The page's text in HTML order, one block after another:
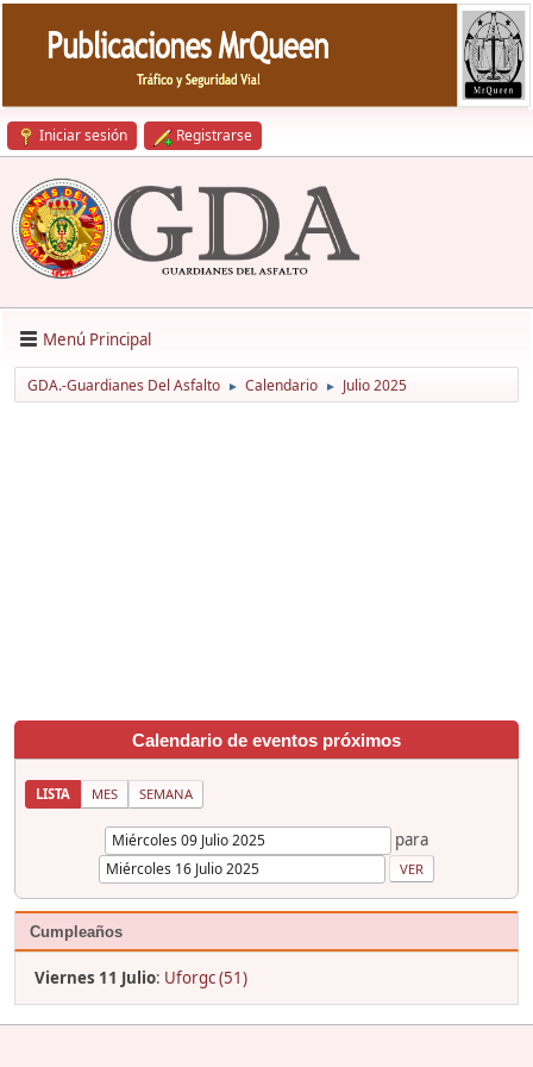
Iniciar sesión Registrarse
Menú Principal
GDA.-Guardianes Del Asfalto ► Calendario ► Julio 2025
Calendario de eventos próximos
LISTA MES SEMANA
para
Cumpleaños
Viernes 11 Julio: Uforgc (51)